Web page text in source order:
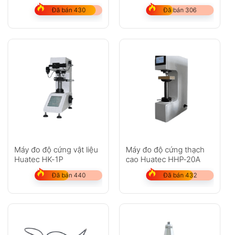
Đã bán 430 Đã bán 306
Máy đo độ cứng vật liệu
Huatec HK-1P
Đã bán 440
Máy đo độ cứng thạch
cao Huatec HHP-20A
Đã bán 432